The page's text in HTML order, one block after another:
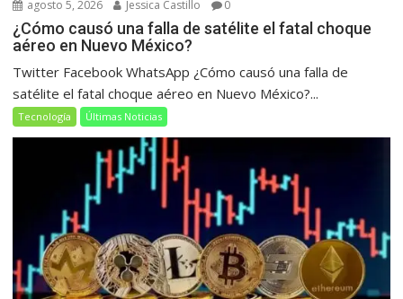
agosto 5, 2026 Jessica Castillo 0
¿Cómo causó una falla de satélite el fatal choque
aéreo en Nuevo México?
Twitter Facebook WhatsApp ¿Cómo causó una falla de
satélite el fatal choque aéreo en Nuevo México?...
Tecnología Últimas Noticias